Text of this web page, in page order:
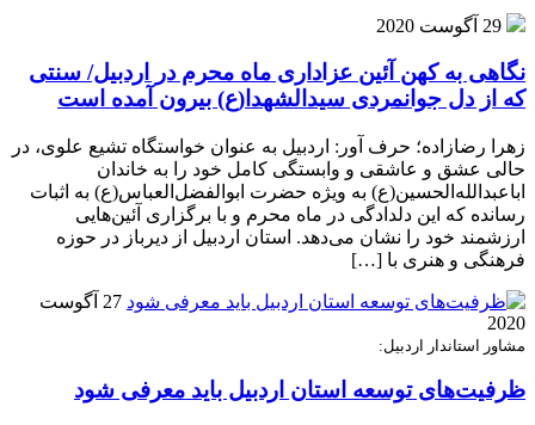
29 آگوست 2020
نگاهی به کهن آئین عزاداری ماه محرم در اردبیل/ سنتی
که از دل جوانمردی سیدالشهدا(ع) بیرون آمده است
زهرا رضازاده؛ حرف آور: اردبیل به عنوان خواستگاه تشیع علوی، در
حالی عشق و عاشقی و وابستگی کامل خود را به خاندان
اباعبدالله‌الحسین(ع) به ویژه حضرت ابوالفضل‌العباس(ع) به اثبات
رسانده که این دلدادگی در ماه محرم و با برگزاری آئین‌هایی
ارزشمند خود را نشان می‌دهد. استان اردبیل از دیرباز در حوزه
فرهنگی و هنری با […]
27 آگوست
2020
مشاور استاندار اردبیل:
ظرفیت‌های توسعه استان اردبیل باید معرفی شود